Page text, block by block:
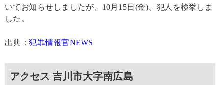
いてお知らせしましたが、10月15日(金)、犯人を検挙しま
した。
出典：犯罪情報官NEWS
アクセス 吉川市大字南広島